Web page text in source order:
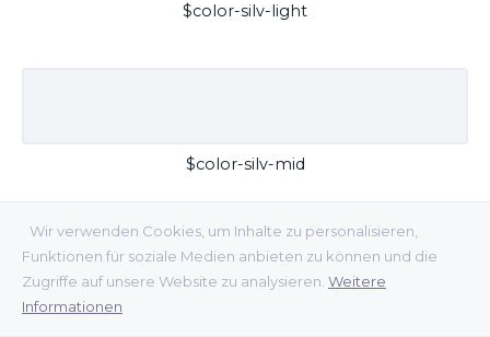
Wir verwenden Cookies, um Inhalte zu personalisieren,
Funktionen für soziale Medien anbieten zu können und die
Zugriffe auf unsere Website zu analysieren. Weitere
Informationen
$color-silv-light
$color-silv-mid